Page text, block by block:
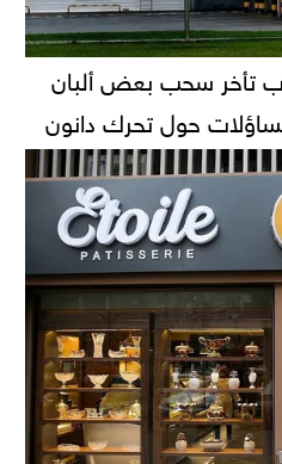
تأخر سحب بعض ألبان
حول تحرك دانون